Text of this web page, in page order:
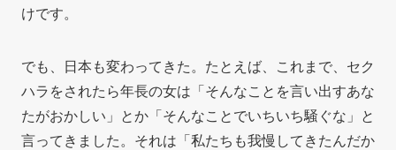
けです。
でも、日本も変わってきた。たとえば、これまで、セク
ハラをされたら年長の女は「そんなことを言い出すあな
たがおかしい」とか「そんなことでいちいち騒ぐな」と
言ってきました。それは「私たちも我慢してきたんだか